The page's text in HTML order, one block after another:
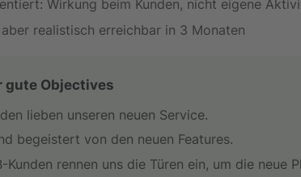
Wirkung beim Kunden, nicht eigene
realistisch erreichbar in 3 Monaten
gute Objectives
lieben unseren neuen Service.
begeistert von den neuen Features.
Kunden rennen uns die Türen ein, um die neue